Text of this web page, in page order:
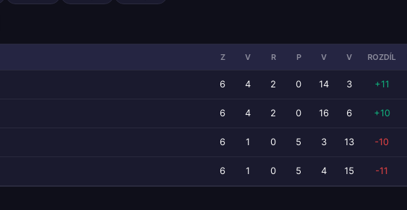
Z V R P V V ROZDÍL
6 4 2 0 14 3 +11
6 4 2 0 16 6 +10
6 1 0 5 3 13 -10
6 1 0 5 4 15 -11